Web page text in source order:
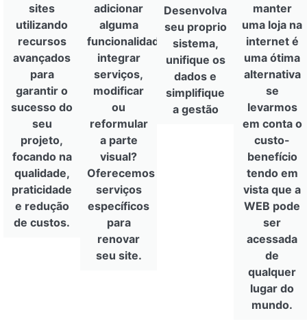
sites
utilizando
recursos
avançados
para
garantir o
sucesso do
seu
projeto,
focando na
qualidade,
praticidade
e redução
de custos.
adicionar
alguma
funcionalidade,
integrar
serviços,
modificar
ou
reformular
a parte
visual?
Oferecemos
serviços
específicos
para
renovar
seu site.
Desenvolva
seu proprio
sistema,
unifique os
dados e
simplifique
a gestão
manter
uma loja na
internet é
uma ótima
alternativa
se
levarmos
em conta o
custo-
benefício
tendo em
vista que a
WEB pode
ser
acessada
de
qualquer
lugar do
mundo.